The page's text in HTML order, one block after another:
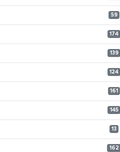
59
174
139
124
161
145
13
162